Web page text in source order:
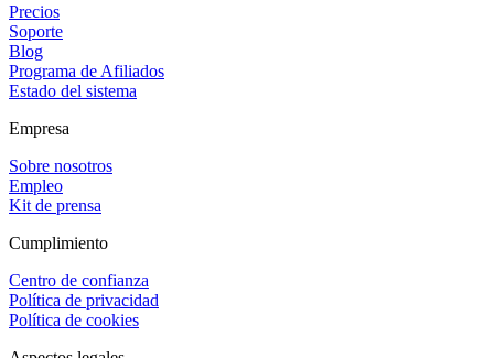
Precios
Soporte
Blog
Programa de Afiliados
Estado del sistema
Empresa
Sobre nosotros
Empleo
Kit de prensa
Cumplimiento
Centro de confianza
Política de privacidad
Política de cookies